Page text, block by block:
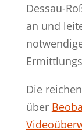
Dessau-
an und
Die
über